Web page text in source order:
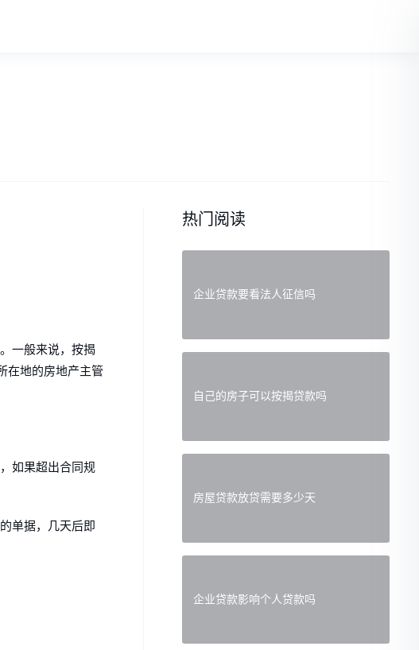
一般来说，按揭
在地的房地产主管
如果超出合同规
单据，几天后即
热门阅读
企业贷款要看法人征信吗
自己的房子可以按揭贷款吗
房屋贷款放贷需要多少天
企业贷款影响个人贷款吗